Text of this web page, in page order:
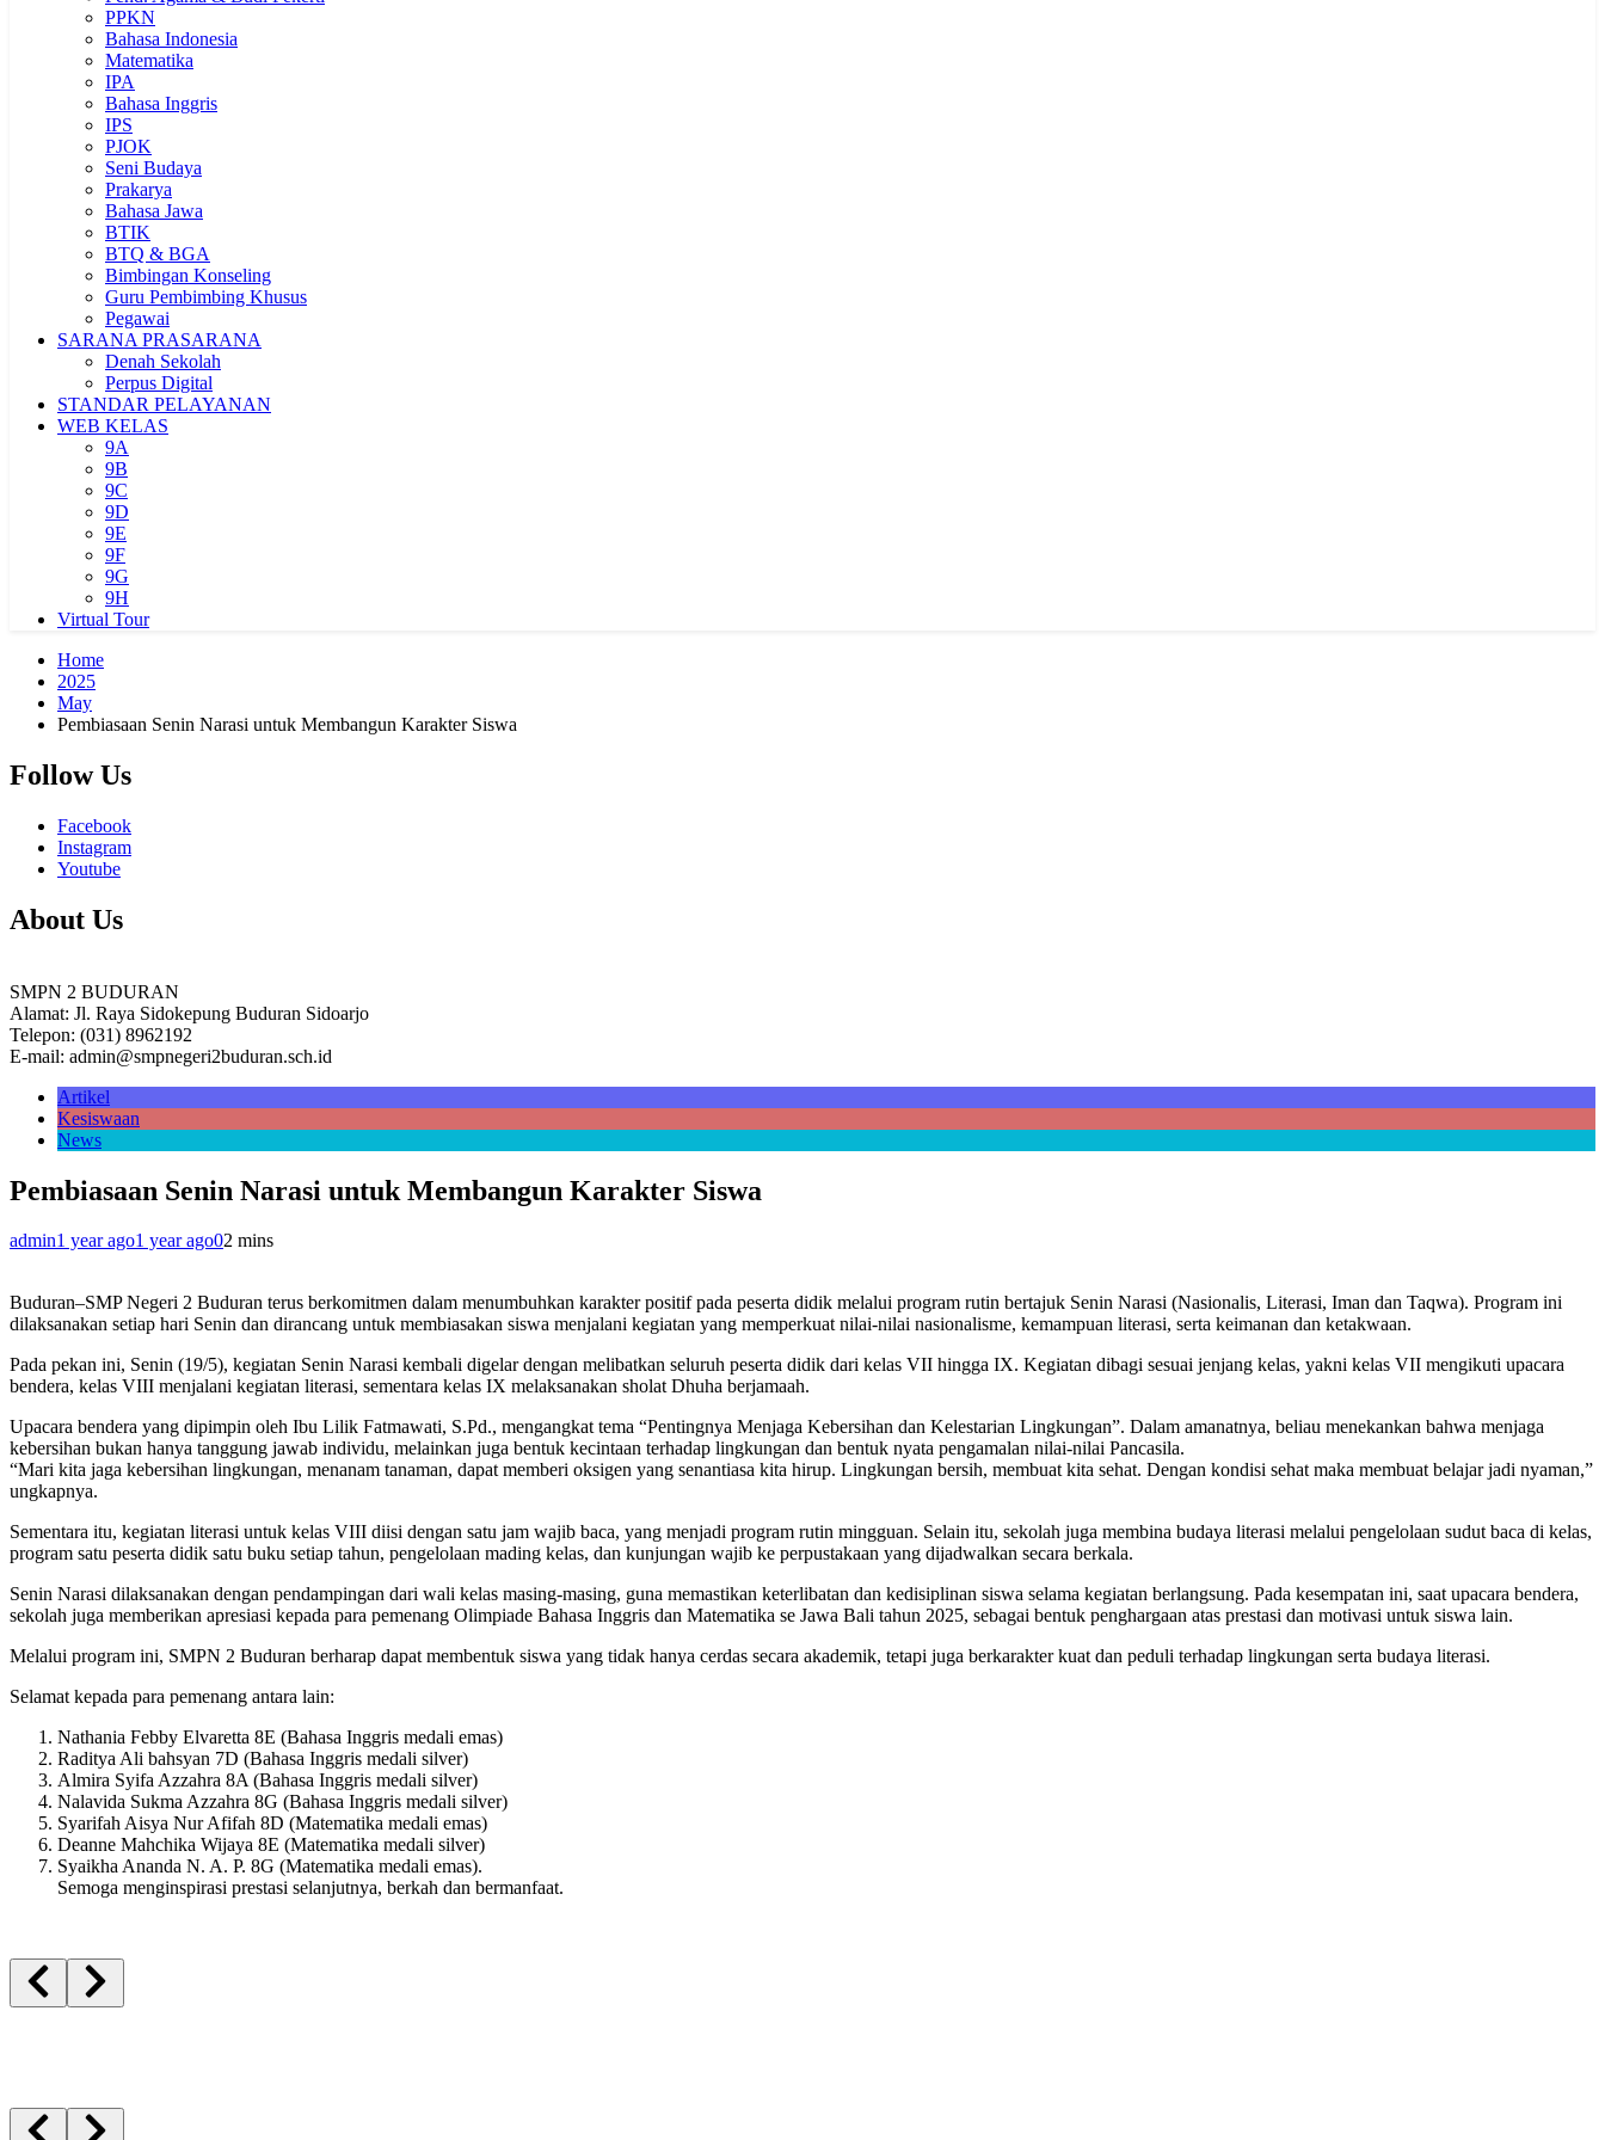
PPKN
Bahasa Indonesia
Matematika
IPA
Bahasa Inggris
IPS
PJOK
Seni Budaya
Prakarya
Bahasa Jawa
BTIK
BTQ & BGA
Bimbingan Konseling
Guru Pembimbing Khusus
Pegawai
SARANA PRASARANA
Denah Sekolah
Perpus Digital
STANDAR PELAYANAN
WEB KELAS
9A
9B
9C
9D
9E
9F
9G
9H
Virtual Tour
Home
2025
May
Pembiasaan Senin Narasi untuk Membangun Karakter Siswa
Follow Us
Facebook
Instagram
Youtube
About Us
SMPN 2 BUDURAN
Alamat: Jl. Raya Sidokepung Buduran Sidoarjo
Telepon: (031) 8962192
E-mail: admin@smpnegeri2buduran.sch.id
Artikel
Kesiswaan
News
Pembiasaan Senin Narasi untuk Membangun Karakter Siswa
admin1 year ago1 year ago02 mins
Buduran–SMP Negeri 2 Buduran terus berkomitmen dalam menumbuhkan karakter positif pada peserta didik melalui program rutin bertajuk Senin Narasi (Nasionalis, Literasi, Iman dan Taqwa). Program ini
dilaksanakan setiap hari Senin dan dirancang untuk membiasakan siswa menjalani kegiatan yang memperkuat nilai-nilai nasionalisme, kemampuan literasi, serta keimanan dan ketakwaan.
Pada pekan ini, Senin (19/5), kegiatan Senin Narasi kembali digelar dengan melibatkan seluruh peserta didik dari kelas VII hingga IX. Kegiatan dibagi sesuai jenjang kelas, yakni kelas VII mengikuti upacara
bendera, kelas VIII menjalani kegiatan literasi, sementara kelas IX melaksanakan sholat Dhuha berjamaah.
Upacara bendera yang dipimpin oleh Ibu Lilik Fatmawati, S.Pd., mengangkat tema “Pentingnya Menjaga Kebersihan dan Kelestarian Lingkungan”. Dalam amanatnya, beliau menekankan bahwa menjaga
kebersihan bukan hanya tanggung jawab individu, melainkan juga bentuk kecintaan terhadap lingkungan dan bentuk nyata pengamalan nilai-nilai Pancasila.
“Mari kita jaga kebersihan lingkungan, menanam tanaman, dapat memberi oksigen yang senantiasa kita hirup. Lingkungan bersih, membuat kita sehat. Dengan kondisi sehat maka membuat belajar jadi nyaman,”
ungkapnya.
Sementara itu, kegiatan literasi untuk kelas VIII diisi dengan satu jam wajib baca, yang menjadi program rutin mingguan. Selain itu, sekolah juga membina budaya literasi melalui pengelolaan sudut baca di kelas,
program satu peserta didik satu buku setiap tahun, pengelolaan mading kelas, dan kunjungan wajib ke perpustakaan yang dijadwalkan secara berkala.
Senin Narasi dilaksanakan dengan pendampingan dari wali kelas masing-masing, guna memastikan keterlibatan dan kedisiplinan siswa selama kegiatan berlangsung. Pada kesempatan ini, saat upacara bendera,
sekolah juga memberikan apresiasi kepada para pemenang Olimpiade Bahasa Inggris dan Matematika se Jawa Bali tahun 2025, sebagai bentuk penghargaan atas prestasi dan motivasi untuk siswa lain.
Melalui program ini, SMPN 2 Buduran berharap dapat membentuk siswa yang tidak hanya cerdas secara akademik, tetapi juga berkarakter kuat dan peduli terhadap lingkungan serta budaya literasi.
Selamat kepada para pemenang antara lain:
Nathania Febby Elvaretta 8E (Bahasa Inggris medali emas)
Raditya Ali bahsyan 7D (Bahasa Inggris medali silver)
Almira Syifa Azzahra 8A (Bahasa Inggris medali silver)
Nalavida Sukma Azzahra 8G (Bahasa Inggris medali silver)
Syarifah Aisya Nur Afifah 8D (Matematika medali emas)
Deanne Mahchika Wijaya 8E (Matematika medali silver)
Syaikha Ananda N. A. P. 8G (Matematika medali emas).
Semoga menginspirasi prestasi selanjutnya, berkah dan bermanfaat.